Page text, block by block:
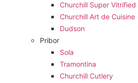
Churchill Super Vitrified
Churchill Art de Cuisine
Dudson
Pribor
Sola
Tramontina
Churchill Cutlery